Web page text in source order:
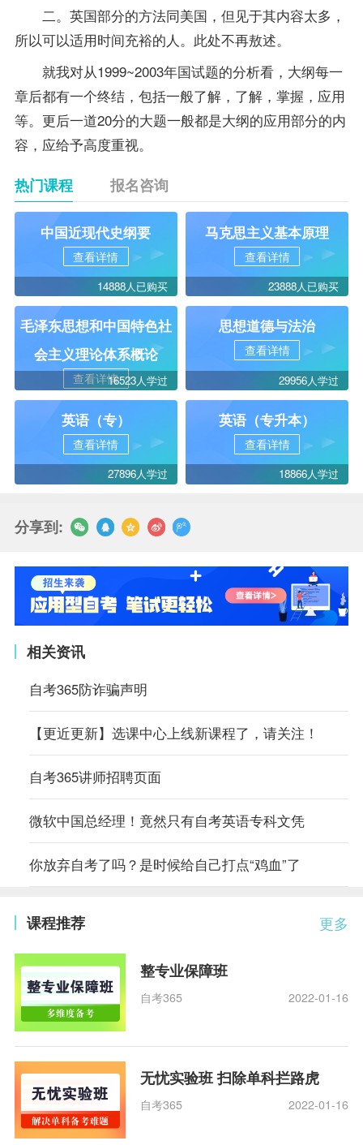
二。英国部分的方法同美国，但见于其内容太多，
所以可以适用时间充裕的人。此处不再敖述。
就我对从1999~2003年国试题的分析看，大纲每一
章后都有一个终结，包括一般了解，了解，掌握，应用
等。更后一道20分的大题一般都是大纲的应用部分的内
容，应给予高度重视。
热门课程 报名咨询
中国近现代史纲要
查看详情
14888人已购买
马克思主义基本原理
查看详情
23888人已购买
毛泽东思想和中国特色社
会主义理论体系概论
查看详情16523人学过
思想道德与法治
查看详情
29956人学过
英语（专）
查看详情
27896人学过
英语（专升本）
查看详情
18866人学过
分享到:
相关资讯
自考365防诈骗声明
【更近更新】选课中心上线新课程了，请关注！
自考365讲师招聘页面
微软中国总经理！竟然只有自考英语专科文凭
你放弃自考了吗？是时候给自己打点“鸡血”了
更多
课程推荐
整专业保障班
自考365 2022-01-16
无忧实验班 扫除单科拦路虎
自考365 2022-01-16